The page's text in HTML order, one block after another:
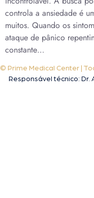
controla a ansiedade é
muitos. Quando os
ataque de pânico
constante…
© Prime Medical Center |
Responsável técnico: Dr.